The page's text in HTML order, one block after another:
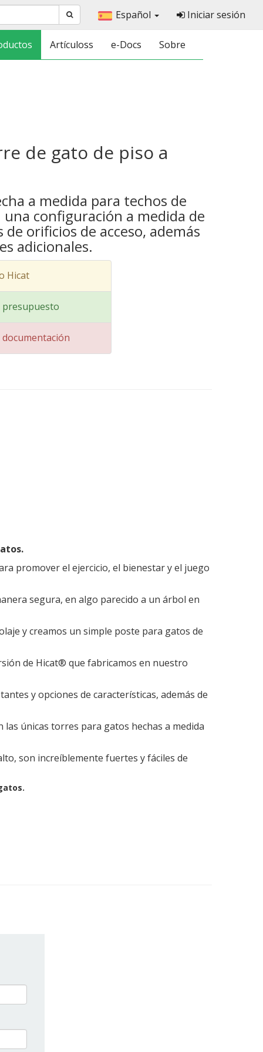
Español Iniciar sesión
Artículoss e-Docs Sobre
de gato de piso a
a medida para techos de
configuración a medida de
orificios de acceso, además
adicionales.
Hicat
presupuesto
promover el ejercicio, el bienestar y el juego
segura, en algo parecido a un árbol en
y creamos un simple poste para gatos de
de Hicat® que fabricamos en nuestro
y opciones de características, además de
únicas torres para gatos hechas a medida
son increíblemente fuertes y fáciles de